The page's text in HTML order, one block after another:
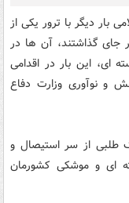
بار دیگر با ترور یکی از
جای گذاشتند، آن ها در
ای، این بار در اقدامی
و نوآوری وزارت دفاع
‌طلبی از سر استیصال و
ای و موشکی کشورمان